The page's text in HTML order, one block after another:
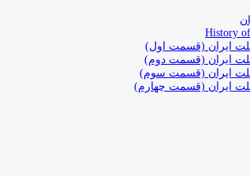
History
ایران (قسمت اول)
ایران (قسمت دوم)
ایران (قسمت سوم)
ایران (قسمت چهارم)